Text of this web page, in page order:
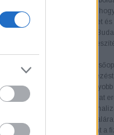
SEO stratégiákat igényelnek,
növeljék online jelenlétüket
A keresőoptimalizálás
támogatja ezeket az
keresőmotor rangsor
A
weboldala magasabb
találati listáján. Ez nagyobb
és több organikus forgalmat
A
látogató érkezik az
költséghatékonyabb, mint a